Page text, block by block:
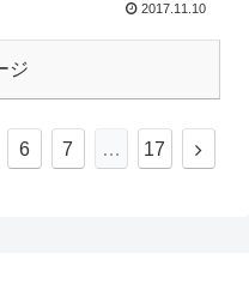
2017.11.10
ジ
6 7 … 17